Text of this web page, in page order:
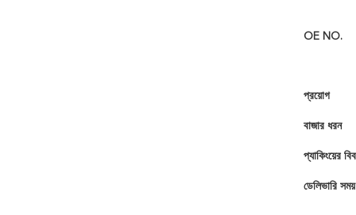
OE NO.
প্রয়োগ
বাজার ধরন
প্যাকিংয়ের
ডেলিভারি সময়